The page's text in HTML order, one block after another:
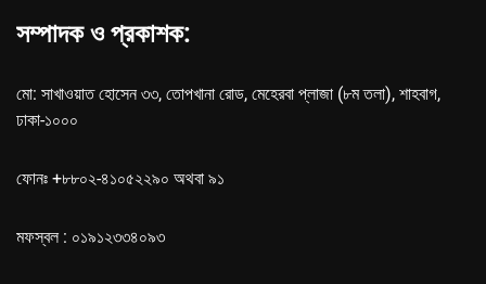
সম্পাদক ও প্রকাশক:
মো: সাখাওয়াত হোসেন ৩৩, তোপখানা রোড, মেহেরবা প্লাজা (৮ম তলা), শাহবাগ,
ঢাকা-১০০০
ফোনঃ +৮৮০২-৪১০৫২২৯০ অথবা ৯১
মফস্বল : ০১৯১২৩৩৪০৯৩